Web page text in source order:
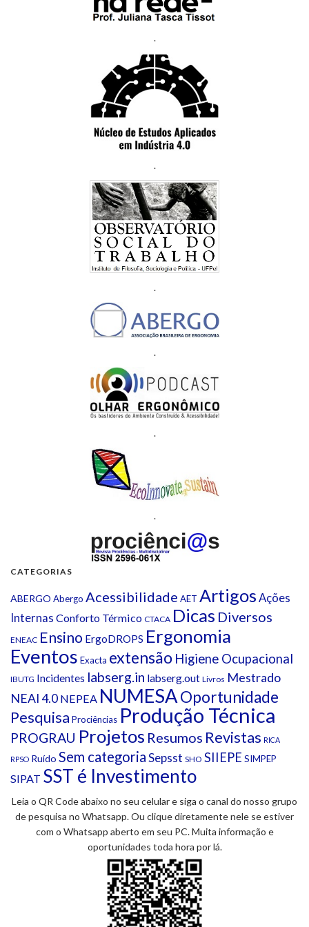
.
.
.
.
.
.
CATEGORIAS
ABERGO Abergo Acessibilidade AET ArtigosAções
Internas Conforto Térmico CTACA Dicas Diversos
ENEAC Ensino ErgoDROPS Ergonomia
Eventos Exacta extensão Higiene Ocupacional
IBUTG Incidentes labserg.in labserg.out Livros Mestrado
NEAI 4.0 NEPEA NUMESAOportunidade
Pesquisa Prociências Produção Técnica
PROGRAU Projetos Resumos Revistas RICA
RPSO Ruído Sem categoriaSepsst SHO SIIEPE SIMPEP
SIPAT SST é Investimento
Leia o QR Code abaixo no seu celular e siga o canal do nosso grupo
de pesquisa no Whatsapp. Ou clique diretamente nele se estiver
com o Whatsapp aberto em seu PC. Muita informação e
oportunidades toda hora por lá.